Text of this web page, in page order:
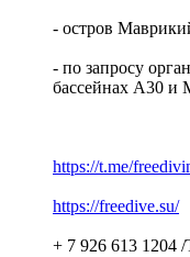
- остров
- по запросу
бассейнах А30 и
https://t.me/
https://freedive.su/
+ 7 926 613 1204